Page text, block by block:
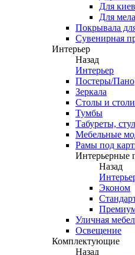
Для киев
Для мела
Покрывала
Сувенирная
Интерьер
Назад
Интерьер
Постеры/Пано
Зеркала
Столы и
Тумбы
Табуреты,
Мебельные
Рамы под
Интерьерные
Назад
Эконом
Уличная
Освещение
Комплектующие
Назад